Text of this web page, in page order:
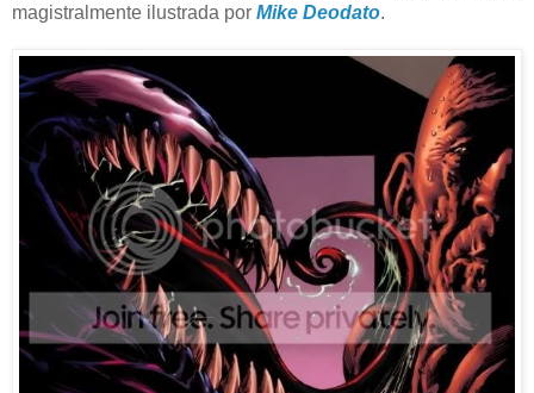
magistralmente ilustrada por Mike Deodato.